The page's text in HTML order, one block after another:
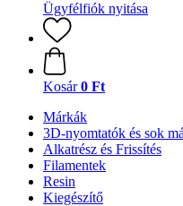
Ügyfélfiók nyitása
Kosár 0 Ft
Márkák
3D-nyomtatók és sok
Alkatrész és Frissítés
Filamentek
Resin
Kiegészítő